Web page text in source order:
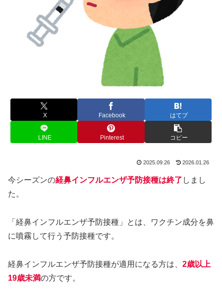
X Facebook はてブ
LINE Pinterest コピー
2025.09.26 2026.01.26
今シーズンの経鼻インフルエンザ予防接種は終了 しまし
た。
「経鼻インフルエンザ予防接種」とは、ワクチン成分を鼻
に噴霧して行う予防接種です。
経鼻インフルエンザ予防接種が適用になる方は、 2歳以上
19歳未満の方です。